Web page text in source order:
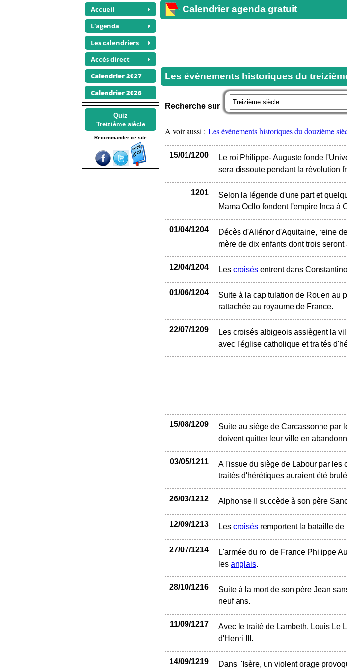
Accueil
L'agenda
Les calendriers
Accès direct
Calendrier 2027
Calendrier 2026
Calendrier agenda gratuit
Les évènements historiques du
Recherche sur
A voir aussi : Les événements historiques du douzième
15/01/1200
Le roi Philippe- Auguste fonde
sera dissoute pendant la révolution
1201
Selon la légende d'une part et
Mama Ocllo fondent l'empire Inca à
01/04/1204 Décès d'Aliénor d'Aquitaine, reine
mère de dix enfants dont trois
12/04/1204 Les croisés entrent dans
01/06/1204
Suite à la capitulation de Rouen au
rattachée au royaume de France.
22/07/1209
Les croisés albigeois assiègent la
avec l'église catholique et traités
15/08/1209
Suite au siège de Carcassonne par
doivent quitter leur ville en
03/05/1211
A l'issue du siège de Labour par les
traités d'hérétiques auraient été
26/03/1212 Alphonse II succède à son père
12/09/1213 Les croisés remportent la bataille de
27/07/1214 L'armée du roi de France Philippe
les anglais.
28/10/1216
Suite à la mort de son père Jean
neuf ans.
11/09/1217
Avec le traité de Lambeth, Louis Le
d'Henri III.
14/09/1219 Dans l'Isère, un violent orage
Quiz
Treizième siècle
Recommander ce site